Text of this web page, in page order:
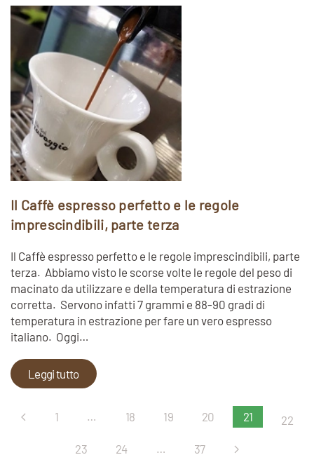
Il Caffè espresso perfetto e le regole
imprescindibili, parte terza
Il Caffè espresso perfetto e le regole imprescindibili, parte
terza. Abbiamo visto le scorse volte le regole del peso di
macinato da utilizzare e della temperatura di estrazione
corretta. Servono infatti 7 grammi e 88-90 gradi di
temperatura in estrazione per fare un vero espresso
italiano. Oggi…
Leggi tutto
1 … 18 19 20 21 22
23 24 … 37